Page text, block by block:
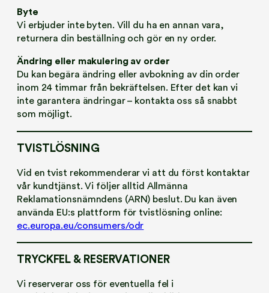
Byte
Vi erbjuder inte byten. Vill du ha en annan vara,
returnera din beställning och gör en ny order.
Ändring eller makulering av order
Du kan begära ändring eller avbokning av din order
inom 24 timmar från bekräftelsen. Efter det kan vi
inte garantera ändringar – kontakta oss så snabbt
som möjligt.
TVISTLÖSNING
Vid en tvist rekommenderar vi att du först kontaktar
vår kundtjänst. Vi följer alltid Allmänna
Reklamationsnämndens (ARN) beslut. Du kan även
använda EU:s plattform för tvistlösning online:
ec.europa.eu/consumers/odr
TRYCKFEL & RESERVATIONER
Vi reserverar oss för eventuella fel i